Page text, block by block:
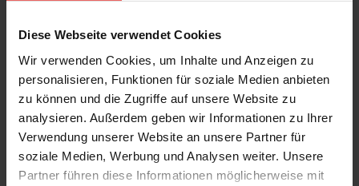
Diese Webseite verwendet Cookies
Wir verwenden Cookies, um Inhalte und Anzeigen zu
personalisieren, Funktionen für soziale Medien anbieten
zu können und die Zugriffe auf unsere Website zu
analysieren. Außerdem geben wir Informationen zu Ihrer
Verwendung unserer Website an unsere Partner für
soziale Medien, Werbung und Analysen weiter. Unsere
Partner führen diese Informationen möglicherweise mit
Weitere Produkte aus der Serie